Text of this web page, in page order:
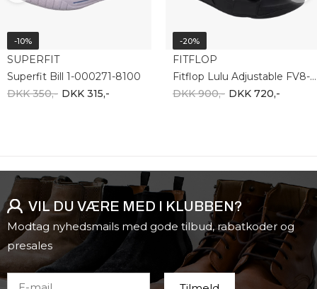
-10%
SUPERFIT
Superfit Bill 1-000271-8100
DKK 350,- DKK 315,-
-20%
FITFLOP
Fitflop Lulu Adjustable FV8-090-050
DKK 900,- DKK 720,-
VIL DU VÆRE MED I KLUBBEN?
Modtag nyhedsmails med gode tilbud, rabatkoder og
presales